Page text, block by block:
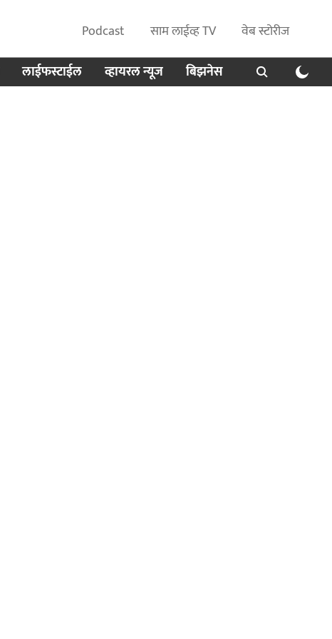
Podcast साम लाईव्ह TV
वेब स्टोरीज
लाईफस्टाईल व्हायरल न्यूज बिझनेस